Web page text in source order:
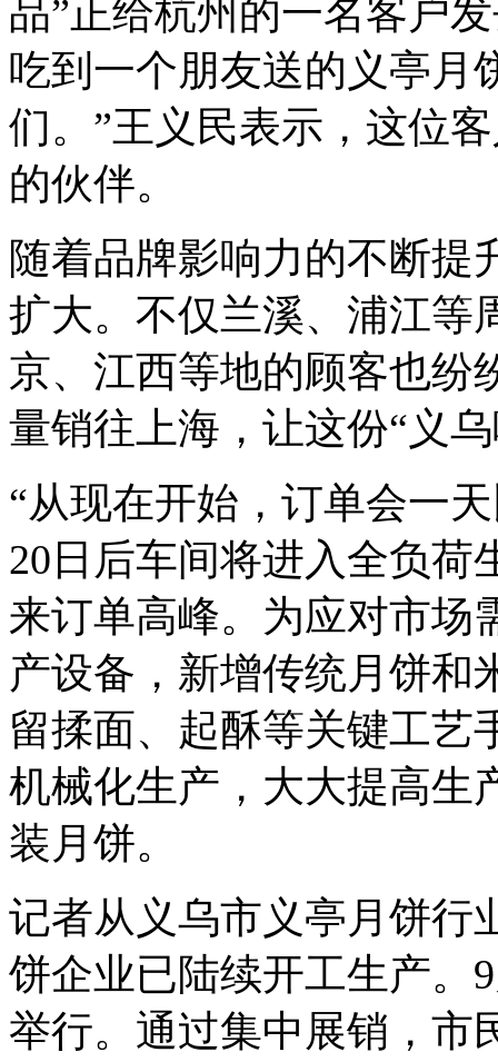
品”正给杭州的一名客户
吃到一个朋友送的义亭月
们。”王义民表示，这位
的伙伴。
随着品牌影响力的不断提
扩大。不仅兰溪、浦江等
京、江西等地的顾客也纷
量销往上海，让这份“义
“从现在开始，订单会一
20日后车间将进入全负荷
来订单高峰。为应对市场
产设备，新增传统月饼和
留揉面、起酥等关键工艺
机械化生产，大大提高生
装月饼。
记者从义乌市义亭月饼行
饼企业已陆续开工生产。
举行。通过集中展销，市